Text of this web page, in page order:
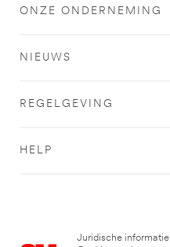
ONZE ONDERNEMING
NIEUWS
REGELGEVING
HELP
Juridische informatie